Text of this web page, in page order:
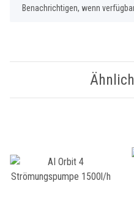
Benachrichtigen, wenn